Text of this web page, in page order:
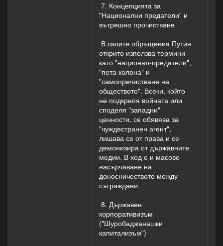
7. Концепцията за
"Национални предатели" и
вътрешно прочистване
В своите обръщения Путин
открито използва термини
като "национал-предатели",
"пета колона" и
"самопречистване на
обществото". Всеки, който
не подкрепя войната или
споделя "западни"
ценности, се обявява за
"чуждестранен агент",
лишава се от права и се
демонизира от държавните
медии. В ход е и масово
насърчаване на
доносничеството между
съграждани.
8. Държавен
корпоративизъм
("Шуробаджанашки
капитализъм")